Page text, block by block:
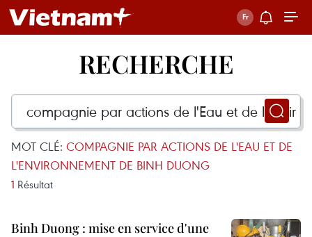
RECHERCHE
MOT CLÉ: COMPAGNIE PAR ACTIONS DE L'EAU ET DE
L'ENVIRONNEMENT DE BINH DUONG
1 Résultat
Binh Duong : mise en service d'une